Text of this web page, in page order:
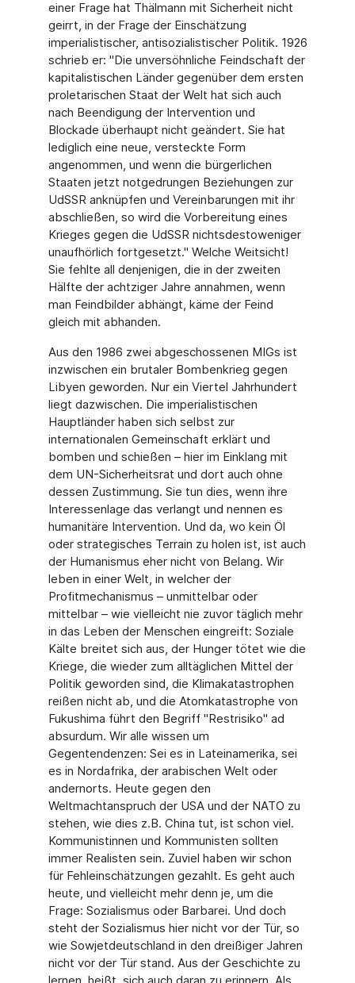
einer Frage hat Thälmann mit Sicherheit nicht
geirrt, in der Frage der Einschätzung
imperialistischer, antisozialistischer Politik. 1926
schrieb er: "Die unversöhnliche Feindschaft der
kapitalistischen Länder gegenüber dem ersten
proletarischen Staat der Welt hat sich auch
nach Beendigung der Intervention und
Blockade überhaupt nicht geändert. Sie hat
lediglich eine neue, versteckte Form
angenommen, und wenn die bürgerlichen
Staaten jetzt notgedrungen Beziehungen zur
UdSSR anknüpfen und Vereinbarungen mit ihr
abschließen, so wird die Vorbereitung eines
Krieges gegen die UdSSR nichtsdestoweniger
unaufhörlich fortgesetzt." Welche Weitsicht!
Sie fehlte all denjenigen, die in der zweiten
Hälfte der achtziger Jahre annahmen, wenn
man Feindbilder abhängt, käme der Feind
gleich mit abhanden.
Aus den 1986 zwei abgeschossenen MIGs ist
inzwischen ein brutaler Bombenkrieg gegen
Libyen geworden. Nur ein Viertel Jahrhundert
liegt dazwischen. Die imperialistischen
Hauptländer haben sich selbst zur
internationalen Gemeinschaft erklärt und
bomben und schießen – hier im Einklang mit
dem UN-Sicherheitsrat und dort auch ohne
dessen Zustimmung. Sie tun dies, wenn ihre
Interessenlage das verlangt und nennen es
humanitäre Intervention. Und da, wo kein Öl
oder strategisches Terrain zu holen ist, ist auch
der Humanismus eher nicht von Belang. Wir
leben in einer Welt, in welcher der
Profitmechanismus – unmittelbar oder
mittelbar – wie vielleicht nie zuvor täglich mehr
in das Leben der Menschen eingreift: Soziale
Kälte breitet sich aus, der Hunger tötet wie die
Kriege, die wieder zum alltäglichen Mittel der
Politik geworden sind, die Klimakatastrophen
reißen nicht ab, und die Atomkatastrophe von
Fukushima führt den Begriff "Restrisiko" ad
absurdum. Wir alle wissen um
Gegentendenzen: Sei es in Lateinamerika, sei
es in Nordafrika, der arabischen Welt oder
andernorts. Heute gegen den
Weltmachtanspruch der USA und der NATO zu
stehen, wie dies z.B. China tut, ist schon viel.
Kommunistinnen und Kommunisten sollten
immer Realisten sein. Zuviel haben wir schon
für Fehleinschätzungen gezahlt. Es geht auch
heute, und vielleicht mehr denn je, um die
Frage: Sozialismus oder Barbarei. Und doch
steht der Sozialismus hier nicht vor der Tür, so
wie Sowjetdeutschland in den dreißiger Jahren
nicht vor der Tür stand. Aus der Geschichte zu